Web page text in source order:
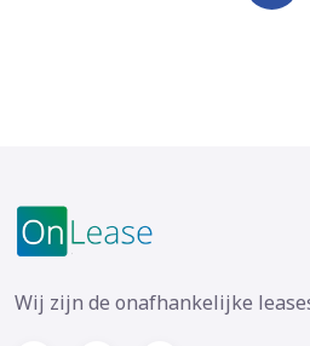
Wij zijn de onafhankelijke